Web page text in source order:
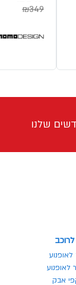
₪349
שלנו
לאופנוע
לאופנוע
אבק